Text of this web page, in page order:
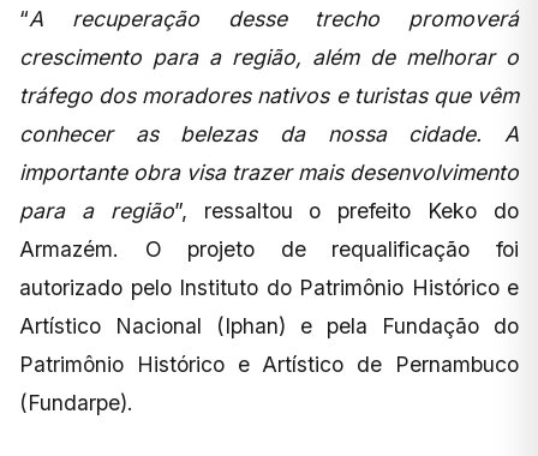
“A recuperação desse trecho promoverá
crescimento para a região, além de melhorar o
tráfego dos moradores nativos e turistas que vêm
conhecer as belezas da nossa cidade. A
importante obra visa trazer mais desenvolvimento
para a região”, ressaltou o prefeito Keko do
Armazém. O projeto de requalificação foi
autorizado pelo Instituto do Patrimônio Histórico e
Artístico Nacional (Iphan) e pela Fundação do
Patrimônio Histórico e Artístico de Pernambuco
(Fundarpe).